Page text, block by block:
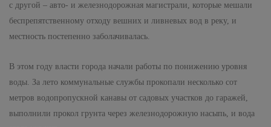
с другой – авто- и железнодорожная магистрали, которые мешали
беспрепятственному отходу вешних и ливневых вод в реку, и
местность постепенно заболачивалась.
В этом году власти города начали работы по понижению уровня
воды. За лето коммунальные службы прокопали несколько сот
метров водопропускной канавы от садовых участков до гаражей,
выполнили прокол грунта через железнодорожную насыпь, и вода